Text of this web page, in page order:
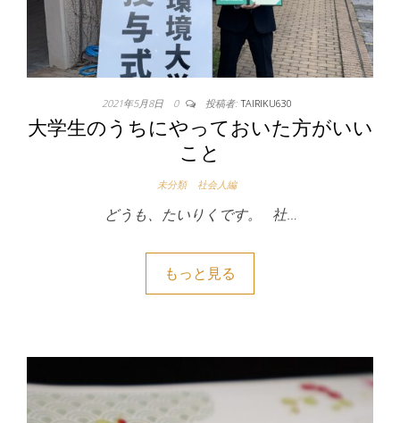
2021年5月8日 0 投稿者: TAIRIKU630
大学生のうちにやっておいた方がいい
こと
未分類 社会人編
どうも、たいりくです。 社…
もっと見る